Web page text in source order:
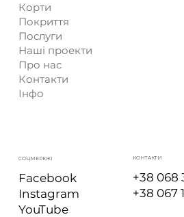
Корти
Покриття
Послуги
Наші проекти
Про нас
Контакти
Інфо
СОЦМЕРЕЖІ
Facebook
Instagram
YouTube
КОНТАКТИ
+38 068
+38 067